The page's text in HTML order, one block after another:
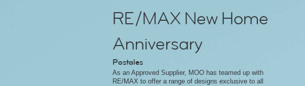
RE/MAX New Home
Anniversary
Postales
As an Approved Supplier, MOO has teamed up with
RE/MAX to offer a range of designs exclusive to all